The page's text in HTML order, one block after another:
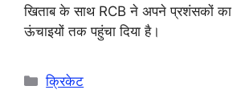
खिताब के साथ RCB ने अपने प्रशंसकों का
ऊंचाइयों तक पहुंचा दिया है।
Categories
क्रिकेट